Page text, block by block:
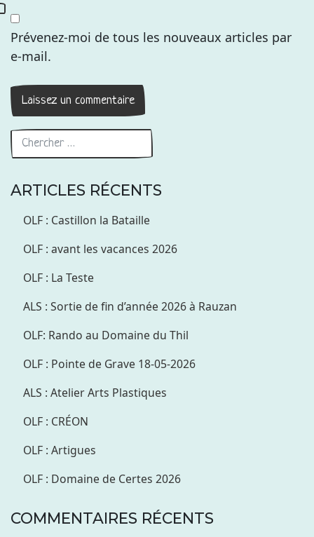
Prévenez-moi de tous les nouveaux articles par
e-mail.
ARTICLES RÉCENTS
OLF : Castillon la Bataille
OLF : avant les vacances 2026
OLF : La Teste
ALS : Sortie de fin d’année 2026 à Rauzan
OLF: Rando au Domaine du Thil
OLF : Pointe de Grave 18-05-2026
ALS : Atelier Arts Plastiques
OLF : CRÉON
OLF : Artigues
OLF : Domaine de Certes 2026
COMMENTAIRES RÉCENTS